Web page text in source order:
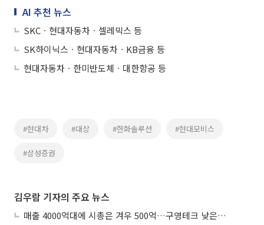
AI 추천 뉴스
SKCㆍ현대자동차ㆍ셀레믹스 등
SK하이닉스ㆍ현대자동차ㆍKB금융 등
현대자동차ㆍ한미반도체ㆍ대한항공 등
#현대차 #대상 #한화솔루션 #현대모비스
#삼성증권
김우람 기자의 주요 뉴스
매출 4000억대에 시총은 겨우 500억…구영테크 낮은 몸값에 저가 승계 마무리